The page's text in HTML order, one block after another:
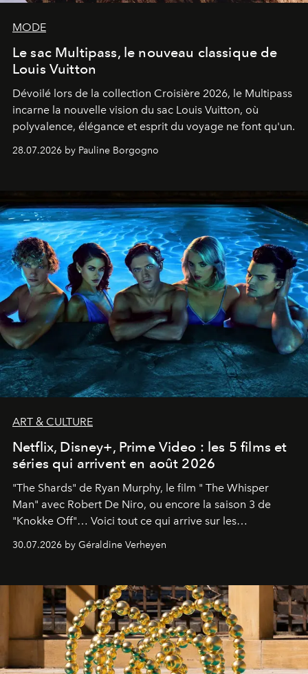
MODE
Le sac Multipass, le nouveau classique de
Louis Vuitton
Dévoilé lors de la collection Croisière 2026, le Multipass
incarne la nouvelle vision du sac Louis Vuitton, où
polyvalence, élégance et esprit du voyage ne font qu'un.
28.07.2026 by Pauline Borgogno
ART & CULTURE
Netflix, Disney+, Prime Video : les 5 films et
séries qui arrivent en août 2026
"The Shards" de Ryan Murphy, le film " The Whisper
Man" avec Robert De Niro, ou encore la saison 3 de
"Knokke Off"… Voici tout ce qui arrive sur les
plateformes de streaming en août 2026.
30.07.2026 by Géraldine Verheyen